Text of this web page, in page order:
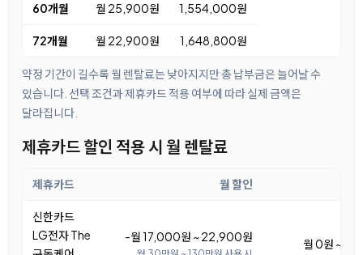
60개월 월 25,900원 1,554,000원
72개월 월 22,900원 1,648,800원
약정 기간이 길수록 월 렌탈료는 낮아지지만 총 납부금은 늘어날 수
있습니다. 선택 조건과 제휴카드 적용 여부에 따라 실제 금액은
달라집니다.
제휴카드 할인 적용 시 월 렌탈료
제휴카드 월 할인
신한카드
LG전자 The
-월 17,000원 ~ 22,900원 월 0원 ~